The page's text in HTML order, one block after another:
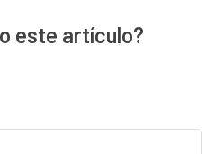
este artículo?